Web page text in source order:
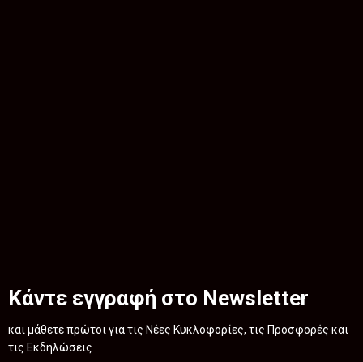
Κάντε εγγραφή στο Newsletter
και μάθετε πρώτοι για τις Νέες Κυκλοφορίες, τις Προσφορές και
τις Εκδηλώσεις